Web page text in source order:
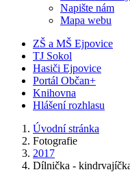
Napište nám
Mapa webu
ZŠ a MŠ Ejpovice
TJ Sokol
Hasiči Ejpovice
Portál Občan+
Knihovna
Hlášení rozhlasu
Úvodní stránka
Fotografie
2017
Dílnička -